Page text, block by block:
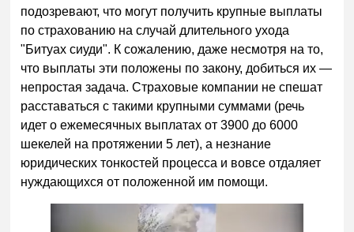
подозревают, что могут получить крупные выплаты
по страхованию на случай длительного ухода
"Битуах сиуди". К сожалению, даже несмотря на то,
что выплаты эти положены по закону, добиться их —
непростая задача. Страховые компании не спешат
расставаться с такими крупными суммами (речь
идет о ежемесячных выплатах от 3900 до 6000
шекелей на протяжении 5 лет), а незнание
юридических тонкостей процесса и вовсе отдаляет
нуждающихся от положенной им помощи.